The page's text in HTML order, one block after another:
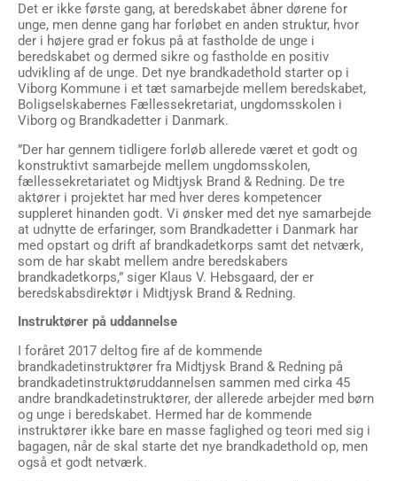
Det er ikke første gang, at beredskabet åbner dørene for
unge, men denne gang har forløbet en anden struktur, hvor
der i højere grad er fokus på at fastholde de unge i
beredskabet og dermed sikre og fastholde en positiv
udvikling af de unge. Det nye brandkadethold starter op i
Viborg Kommune i et tæt samarbejde mellem beredskabet,
Boligselskabernes Fællessekretariat, ungdomsskolen i
Viborg og Brandkadetter i Danmark.
”Der har gennem tidligere forløb allerede været et godt og
konstruktivt samarbejde mellem ungdomsskolen,
fællessekretariatet og Midtjysk Brand & Redning. De tre
aktører i projektet har med hver deres kompetencer
suppleret hinanden godt. Vi ønsker med det nye samarbejde
at udnytte de erfaringer, som Brandkadetter i Danmark har
med opstart og drift af brandkadetkorps samt det netværk,
som de har skabt mellem andre beredskabers
brandkadetkorps,” siger Klaus V. Hebsgaard, der er
beredskabsdirektør i Midtjysk Brand & Redning.
Instruktører på uddannelse
I foråret 2017 deltog fire af de kommende
brandkadetinstruktører fra Midtjysk Brand & Redning på
brandkadetinstruktøruddannelsen sammen med cirka 45
andre brandkadetinstruktører, der allerede arbejder med børn
og unge i beredskabet. Hermed har de kommende
instruktører ikke bare en masse faglighed og teori med sig i
bagagen, når de skal starte det nye brandkadethold op, men
også et godt netværk.